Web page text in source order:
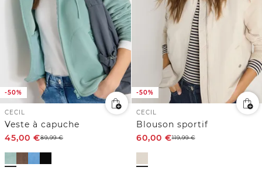
-50%
CECIL
Veste à capuche
45,00 €89,99€
-50%
CECIL
Blouson sportif
60,00 €119,99€